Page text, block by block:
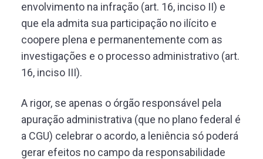
envolvimento na infração (art. 16, inciso II) e
que ela admita sua participação no ilícito e
coopere plena e permanentemente com as
investigações e o processo administrativo (art.
16, inciso III).
A rigor, se apenas o órgão responsável pela
apuração administrativa (que no plano federal é
a CGU) celebrar o acordo, a leniência só poderá
gerar efeitos no campo da responsabilidade